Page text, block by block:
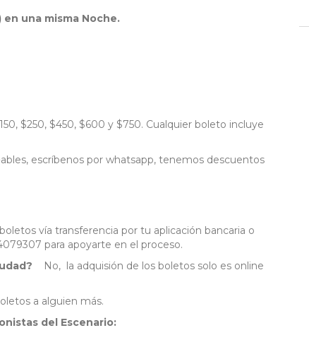
una misma Noche.
$250, $450, $600 y $750. Cualquier boleto incluye
escríbenos por whatsapp, tenemos descuentos
vía transferencia por tu aplicación bancaria o
para apoyarte en el proceso.
No, la adquisión de los boletos solo es online
a alguien más.
del Escenario: